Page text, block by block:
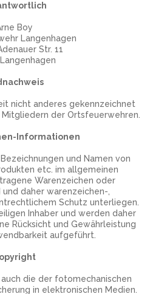
Boy
Langenhagen
Str. 11
nicht anderes gekennzeichnet
der Ortsfeuerwehren.
Informationen
und Namen von
etc. im allgemeinen
Warenzeichen oder
und daher warenzeichen-,
Schutz unterliegen.
Inhaber und werden daher
Rücksicht und Gewährleistung
aufgeführt.
die der fotomechanischen
in elektronischen Medien.